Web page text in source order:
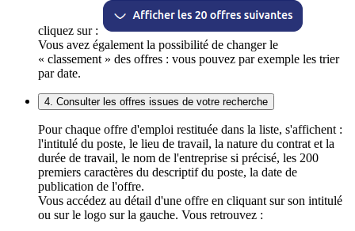
cliquez sur :
Vous avez également la possibilité de changer le
« classement » des offres : vous pouvez par exemple les trier
par date.
4. Consulter les offres issues de votre recherche
Pour chaque offre d'emploi restituée dans la liste, s'affichent :
l'intitulé du poste, le lieu de travail, la nature du contrat et la
durée de travail, le nom de l'entreprise si précisé, les 200
premiers caractères du descriptif du poste, la date de
publication de l'offre.
Vous accédez au détail d'une offre en cliquant sur son intitulé
ou sur le logo sur la gauche. Vous retrouvez :